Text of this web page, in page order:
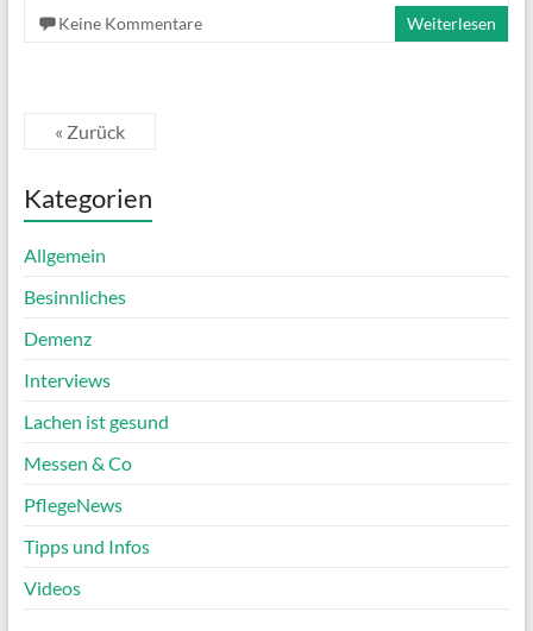
Keine Kommentare
Weiterlesen
« Zurück
Kategorien
Allgemein
Besinnliches
Demenz
Interviews
Lachen ist gesund
Messen & Co
PflegeNews
Tipps und Infos
Videos